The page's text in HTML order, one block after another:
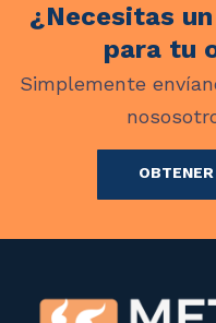
¿Necesitas
para tu
Simplemente